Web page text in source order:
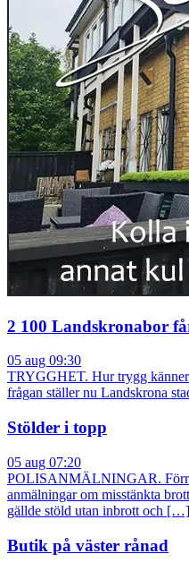
2 100 Landskronabor
05 aug 09:30
TRYGGHET. Hur trygg
frågan ställer nu Landskrona
Stölder i topp
05 aug 07:20
POLISANMÄLNINGAR.
anmälningar om misstänkta
gällde stöld utan inbrott och […]
Butik på väster rånad